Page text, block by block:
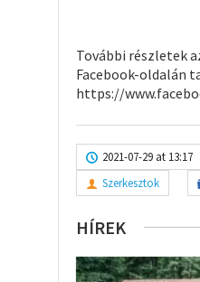
További részletek
Facebook-oldalán
https://
2021-07-29 at 13:17
Szerkesztok
HÍREK